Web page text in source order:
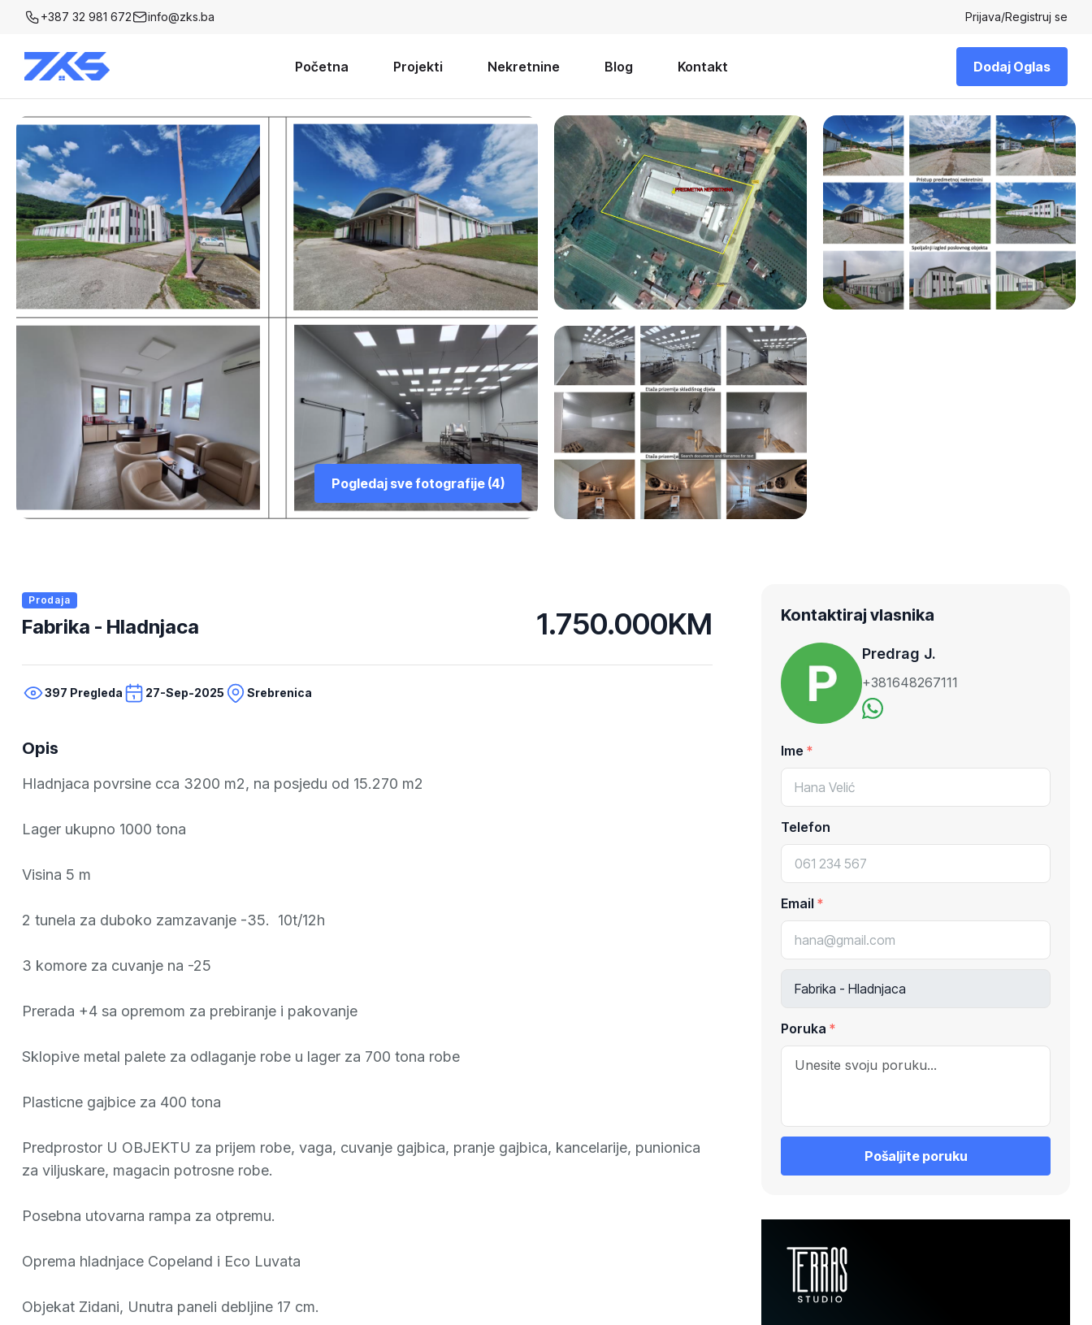
+387 32 981 672 info@zks.ba Prijava/Registruj se
Početna Projekti Nekretnine Blog Kontakt Dodaj Oglas
Pogledaj sve fotografije (4)
Prodaja
Fabrika - Hladnjaca 1.750.000KM
397 Pregleda 27-Sep-2025 Srebrenica
Opis
Hladnjaca povrsine cca 3200 m2, na posjedu od 15.270 m2
Lager ukupno 1000 tona
Visina 5 m
2 tunela za duboko zamzavanje -35. 10t/12h
3 komore za cuvanje na -25
Prerada +4 sa opremom za prebiranje i pakovanje
Sklopive metal palete za odlaganje robe u lager za 700 tona robe
Plasticne gajbice za 400 tona
Predprostor U OBJEKTU za prijem robe, vaga, cuvanje gajbica, pranje gajbica, kancelarije, punionica
za viljuskare, magacin potrosne robe.
Posebna utovarna rampa za otpremu.
Oprema hladnjace Copeland i Eco Luvata
Objekat Zidani, Unutra paneli debljine 17 cm.
Kontaktiraj vlasnika
Predrag J.
+381648267111
Ime
Telefon
Email
Poruka
Pošaljite poruku